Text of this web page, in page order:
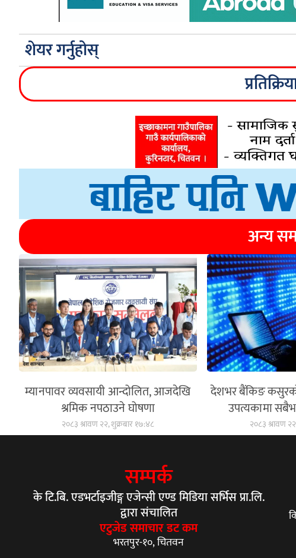
शेयर गर्नुहोस्
अन्य
म्यानपावर व्यवसायी आन्दोलित, आजदेखि
श्रमिक नपठाउने घोषणा
२०८३ श्रावण २२, शुक्रबार १७:४८
देशभर बैंकिङ
उपत्यकामा
२०८३ श्रावण
सम्पर्क
के टि.बि. एडभर्टाइजीङ्ग एजेन्सी एण्ड मिडिया सर्भिस प्रा.लि.
द्वारा संचालित
एटुजेड समाचार डट कम
भरतपुर-१०, चितवन